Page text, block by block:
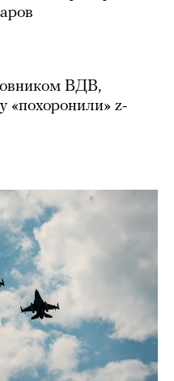
ВДВ,
«похоронили» z-